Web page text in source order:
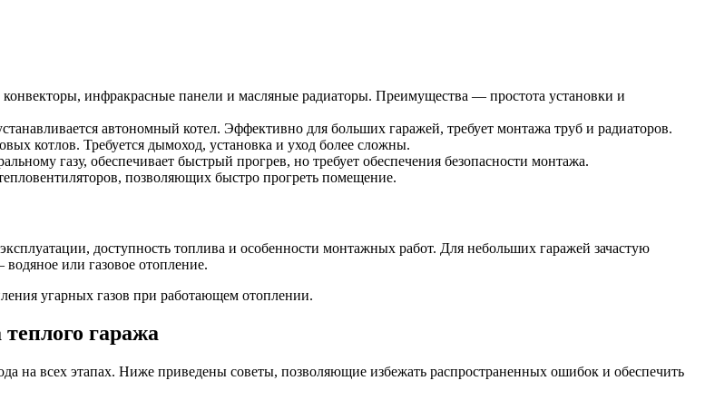
инфракрасные панели и масляные радиаторы. Преимущества — простота установки и
автономный котел. Эффективно для больших гаражей, требует монтажа труб и радиаторов.
котлов. Требуется дымоход, установка и уход более сложны.
газу, обеспечивает быстрый прогрев, но требует обеспечения безопасности монтажа.
позволяющих быстро прогреть помещение.
доступность топлива и особенности монтажных работ. Для небольших гаражей зачастую
или газовое отопление.
угарных газов при работающем отоплении.
гаража
на всех этапах. Ниже приведены советы, позволяющие избежать распространенных ошибок и обеспечить